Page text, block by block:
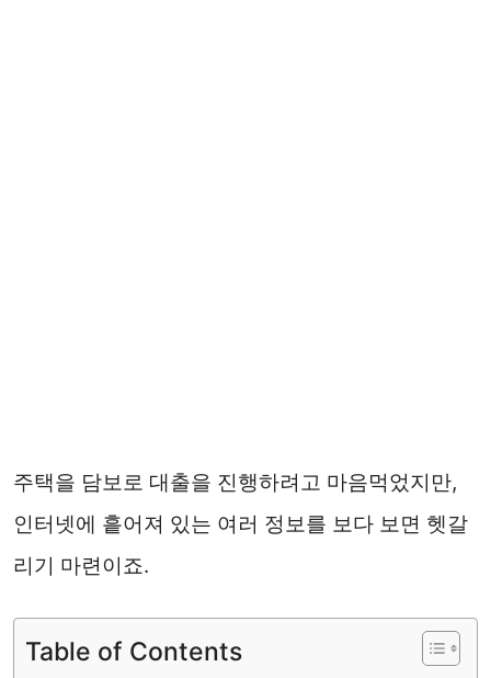
주택을 담보로 대출을 진행하려고 마음먹었지만,
인터넷에 흩어져 있는 여러 정보를 보다 보면 헷갈
리기 마련이죠.
Table of Contents